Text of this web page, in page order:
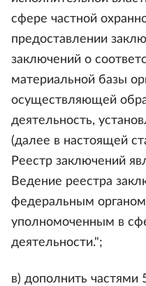
сфере частной
предоставлении
заключений о
материальной базы
осуществляющей
деятельность,
(далее в настоящей
Реестр заключений
Ведение реестра
федеральным
уполномоченным в
деятельности.";
в) дополнить частями